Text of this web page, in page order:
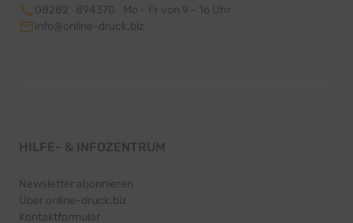
08282 894370
Mo - Fr von 9 - 16 Uhr
info@online-druck.biz
HILFE- & INFOZENTRUM
Newsletter abonnieren
Über online-druck.biz
Kontaktformular